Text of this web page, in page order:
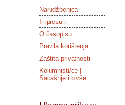
Narudžbenica
Impresum
O časopisu
Pravila korištenja
Zaštita privatnosti
Kolumnisti/ce |
Sadašnje i bivše